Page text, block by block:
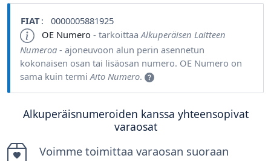
FIAT: 0000005881925
OE Numero - tarkoittaa Alkuperäisen Laitteen
Numeroa - ajoneuvoon alun perin asennetun
kokonaisen osan tai lisäosan numero. OE Numero on
sama kuin termi Aito Numero.
Alkuperäisnumeroiden kanssa yhteensopivat
varaosat
Voimme toimittaa varaosan suoraan